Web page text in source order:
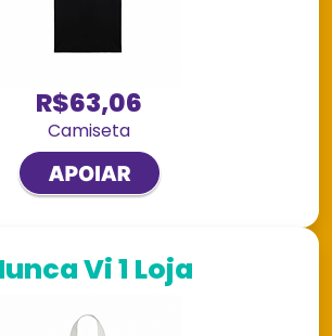
R$63,06
Camiseta
Vi 1 Loja